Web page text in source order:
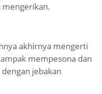
mengerikan.
akhirnya mengerti
mempesona dan
jebakan